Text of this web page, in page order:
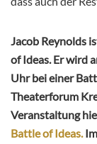
Jacob Reynolds
of Ideas. Er wird
Uhr bei einer
Theaterforum
Veranstaltung
Battle of Ideas.